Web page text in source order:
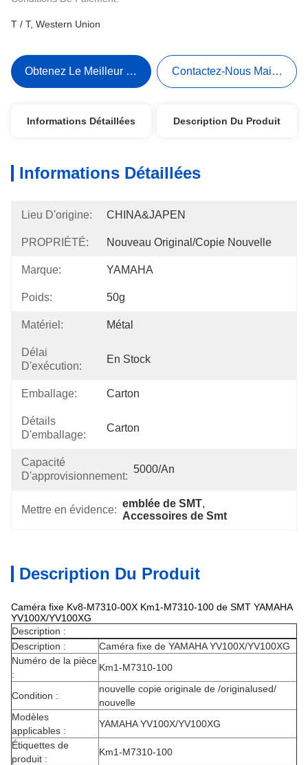
T / T, Western Union
Obtenez Le Meilleur Prix Contactez-Nous Maintenant
Informations Détaillées Description Du Produit
Informations Détaillées
Lieu D'origine: CHINA&JAPEN
PROPRIÉTÉ: Nouveau Original/copie Nouvelle
Marque: YAMAHA
Poids: 50g
Matériel: Métal
Délai
D'exécution:
En Stock
Emballage: Carton
Détails
D'emballage:
Carton
Capacité
D'approvisionnement:
5000/An
Mettre en évidence:
emblée de SMT,
Accessoires de Smt
Description Du Produit
Caméra fixe Kv8-M7310-00X Km1-M7310-100 de SMT YAMAHA
YV100X/YV100XG
Description :
Description :
Caméra fixe de YAMAHA YV100X/YV100XG
Numéro de la pièce
:
Km1-M7310-100
Condition :
nouvelle copie originale de /originalused/
nouvelle
Modèles
applicables :
YAMAHA YV100X/YV100XG
Étiquettes de
produit :
Km1-M7310-100